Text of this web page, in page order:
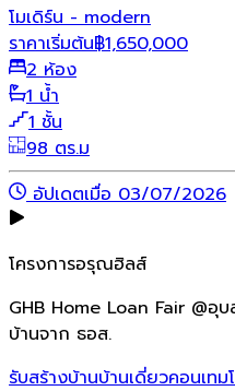
โมเดิร์น - modern
ราคาเริ่มต้น฿1,650,000
2 ห้อง
1 น้ำ
1 ชั้น
98 ตร.ม
อัปเดตเมื่อ 03/07/2026
โครงการอรุณฮิลส์
GHB Home Loan Fair @อุ
บ้านจาก ธอส.
รับสร้างบ้านบ้านเดี่ยวคอนเทม